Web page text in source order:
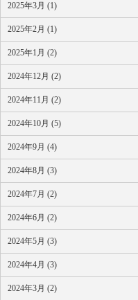
2025年3月 (1)
2025年2月 (1)
2025年1月 (2)
2024年12月 (2)
2024年11月 (2)
2024年10月 (5)
2024年9月 (4)
2024年8月 (3)
2024年7月 (2)
2024年6月 (2)
2024年5月 (3)
2024年4月 (3)
2024年3月 (2)